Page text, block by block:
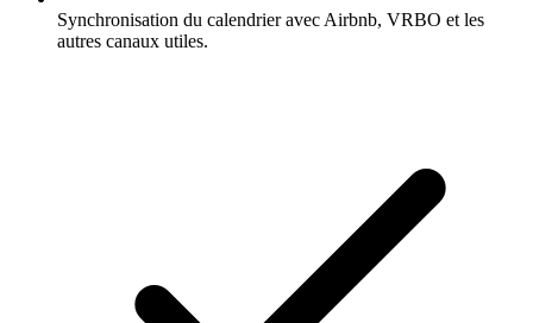
Synchronisation du calendrier avec Airbnb, VRBO et les
autres canaux utiles.